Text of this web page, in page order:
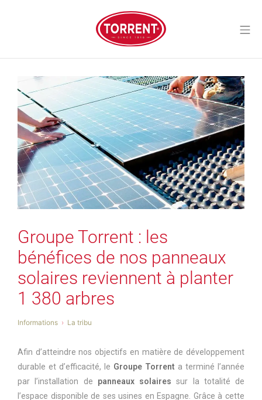
Torrent Closures
Groupe Torrent : les
bénéfices de nos panneaux
solaires reviennent à planter
1 380 arbres
Informations La tribu
Afin d’atteindre nos objectifs en matière de développement
durable et d’efficacité, le Groupe Torrent a terminé l’année
par l’installation de
panneaux solairessur la totalité de
l’espace disponible de ses usines en Espagne. Grâce à cette